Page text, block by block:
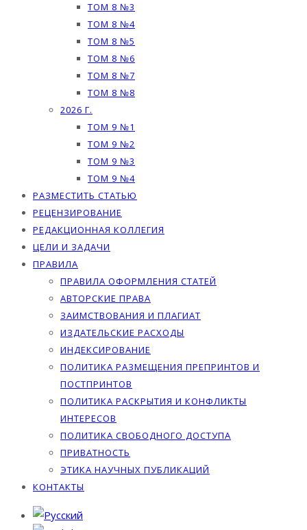
ТОМ 8 №3
ТОМ 8 №4
ТОМ 8 №5
ТОМ 8 №6
ТОМ 8 №7
ТОМ 8 №8
2026 Г.
ТОМ 9 №1
ТОМ 9 №2
ТОМ 9 №3
ТОМ 9 №4
РАЗМЕСТИТЬ СТАТЬЮ
РЕЦЕНЗИРОВАНИЕ
РЕДАКЦИОННАЯ КОЛЛЕГИЯ
ЦЕЛИ И ЗАДАЧИ
ПРАВИЛА
ПРАВИЛА ОФОРМЛЕНИЯ СТАТЕЙ
АВТОРСКИЕ ПРАВА
ЗАИМСТВОВАНИЯ И ПЛАГИАТ
ИЗДАТЕЛЬСКИЕ РАСХОДЫ
ИНДЕКСИРОВАНИЕ
ПОЛИТИКА РАЗМЕЩЕНИЯ ПРЕПРИНТОВ И
ПОСТПРИНТОВ
ПОЛИТИКА РАСКРЫТИЯ И КОНФЛИКТЫ
ИНТЕРЕСОВ
ПОЛИТИКА СВОБОДНОГО ДОСТУПА
ПРИВАТНОСТЬ
ЭТИКА НАУЧНЫХ ПУБЛИКАЦИЙ
КОНТАКТЫ